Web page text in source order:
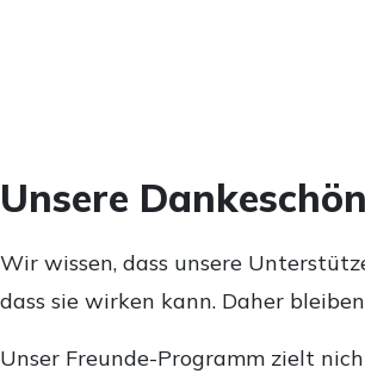
Unsere
Wir wissen, dass unsere
dass sie wirken kann. Daher
Unser Freunde-Programm zielt